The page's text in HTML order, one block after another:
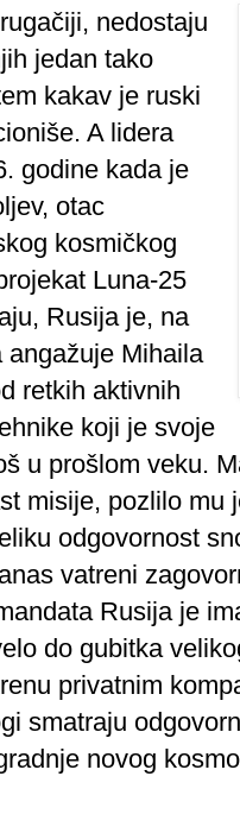
nedostaju
jedan tako
kakav je ruski
A lidera
godine kada je
otac
kosmičkog
Luna-25
Rusija je, na
angažuje Mihaila
retkih aktivnih
koji je svoje
u prošlom veku.
misije, pozlilo mu
odgovornost
vatreni
Rusija je
do gubitka
privatnim
smatraju
novog